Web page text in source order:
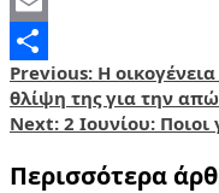
Email
Share
Post
navigation
Previous: Η
θλίψη της για την
Next: 2 Ιουνίου:
Περισσότερα